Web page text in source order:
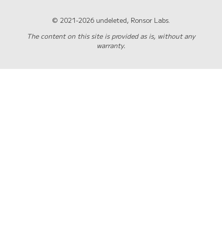
© 2021-2026 undeleted, Ronsor Labs.
The content on this site is provided as is, without any
warranty.